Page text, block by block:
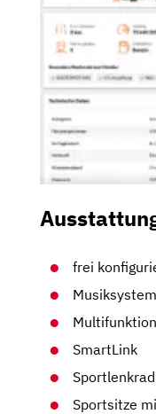
frei
SmartLink
Sportlenkrad
Sportsitze